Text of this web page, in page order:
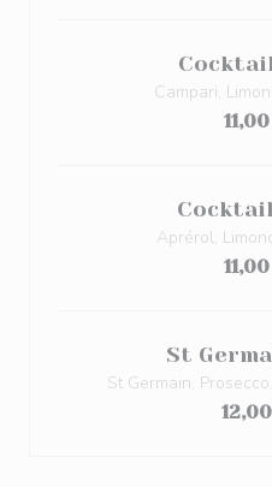
Campari,
Aprérol,
St
St Germain,